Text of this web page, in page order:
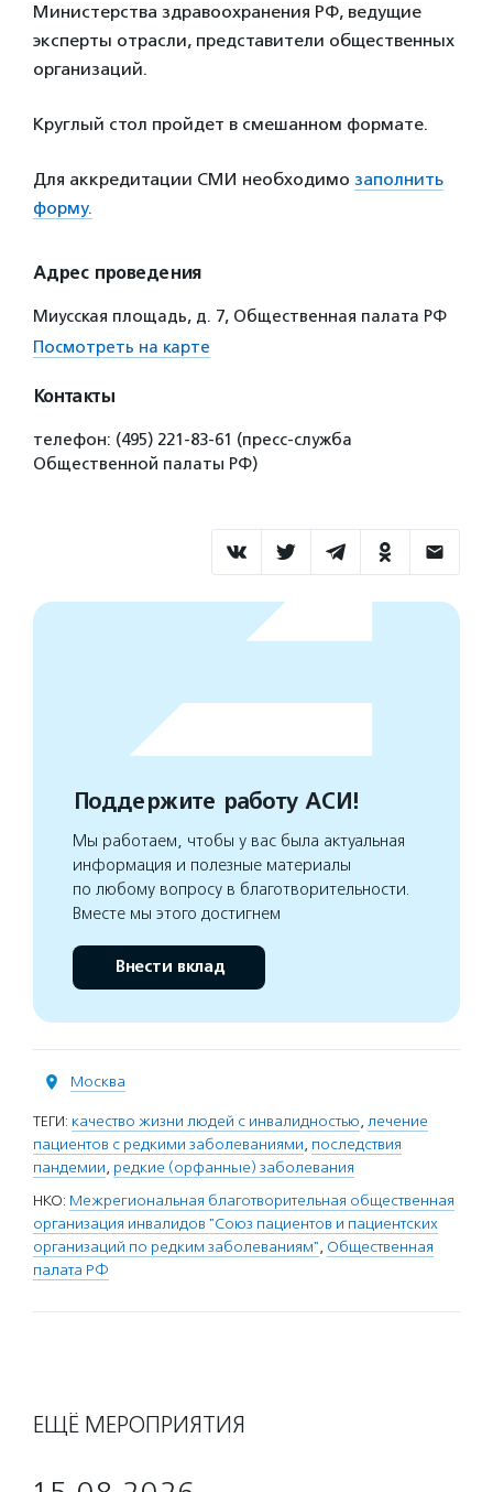
Министерства здравоохранения РФ, ведущие
эксперты отрасли, представители общественных
организаций.
Круглый стол пройдет в смешанном формате.
Для аккредитации СМИ необходимо заполнить
форму.
Адрес проведения
Миусская площадь, д. 7, Общественная палата РФ
Посмотреть на карте
Контакты
телефон: (495) 221-83-61 (пресс-служба
Общественной палаты РФ)
Поддержите работу АСИ!
Мы работаем, чтобы у вас была актуальная
информация и полезные материалы
по любому вопросу в благотворительности.
Вместе мы этого достигнем
Внести вклад
Москва
ТЕГИ: качество жизни людей с инвалидностью, лечение
пациентов с редкими заболеваниями, последствия
пандемии, редкие (орфанные) заболевания
НКО: Межрегиональная благотворительная общественная
организация инвалидов "Союз пациентов и пациентских
организаций по редким заболеваниям", Общественная
палата РФ
ЕЩЁ МЕРОПРИЯТИЯ